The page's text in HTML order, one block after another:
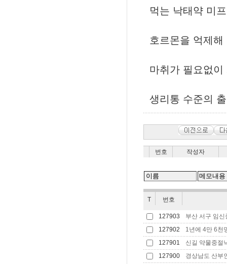
먹는 낙태약 미
호르몬을 억제
마취가 필요없
생리통 수준의
번호 작성자
T 번호
127903
부산 서구 임신
127902
1년에 4만 6천
127901
신길 약물중절
127900
경상남도 산부